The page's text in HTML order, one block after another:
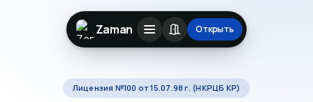
Zaman Открыть
Лицензия №100 от 15.07.98 г. (НКРЦБ КР)